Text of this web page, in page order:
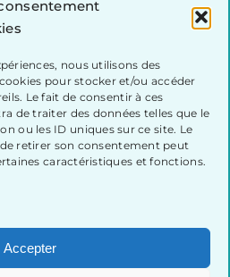
nous utilisons des
pour stocker et/ou accéder
Le fait de consentir à ces
de traiter des données telles que le
ou les ID uniques sur ce site. Le
retirer son consentement peut
caractéristiques et fonctions.
Accepter